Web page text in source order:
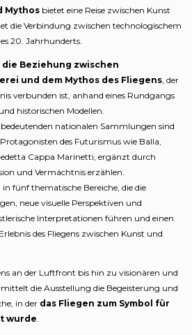
Mythos bietet eine Reise zwischen Kunst
die Verbindung zwischen technologischem
20. Jahrhunderts.
die Beziehung zwischen
und dem Mythos des Fliegens, der
verbunden ist, anhand eines Rundgangs
historischen Modellen.
nationalen Sammlungen sind
des Futurismus wie Balla,
Cappa Marinetti, ergänzt durch
und Vermächtnis erzählen.
fünf thematische Bereiche, die die
neue visuelle Perspektiven und
Interpretationen führen und einen
des Fliegens zwischen Kunst und
an der Luftfront bis hin zu visionären und
die Ausstellung die Begeisterung und
in der das Fliegen zum Symbol für
wurde.